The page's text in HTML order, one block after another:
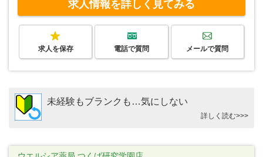
求人情報を詳しく見てみる
求人を保存 電話で質問 メールで質問
未経験もブランクも…気にしない
詳しく読む>>>